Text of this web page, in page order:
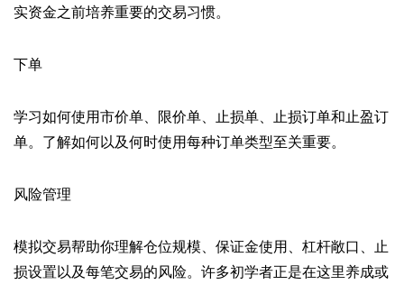
实资金之前培养重要的交易习惯。
下单
学习如何使用市价单、限价单、止损单、止损订单和止盈订
单。了解如何以及何时使用每种订单类型至关重要。
风险管理
模拟交易帮助你理解仓位规模、保证金使用、杠杆敞口、止
损设置以及每笔交易的风险。许多初学者正是在这里养成或